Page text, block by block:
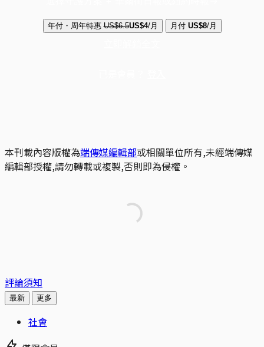
年付・周年特惠 US$6.5US$4/月 月付 US$8/月
本刊載內容版權為端傳媒編輯部或相關單位所有,未經端傳媒
編輯部授權,請勿轉載或複製,否則即為侵權。
評論須知
最新 更多
社會